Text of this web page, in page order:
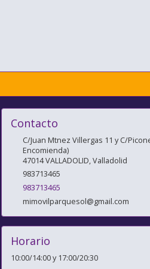
Contacto
C/Juan Mtnez Villergas 11 y C/
Encomienda)
47014VALLADOLID,Valladolid
983713465
983713465
mimovilparquesol@gmail.com
Horario
10:00/14:00 y 17:00/20:30